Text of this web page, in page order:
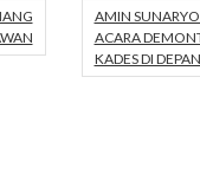
AMIN
ACARA
KADES DI